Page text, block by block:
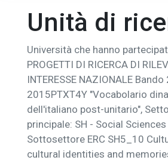
Unità di
Università che hanno
PROGETTI DI RICERCA DI
INTERESSE NAZIONALE
2015PTXT4Y "Vocabolario
dell'italiano post-unitario",
principale: SH - Social
Sottosettore ERC SH5_10
cultural identities and